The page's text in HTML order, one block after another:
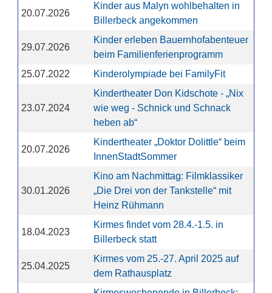
20.07.2026
Kinder aus Malyn wohlbehalten in
Billerbeck angekommen
29.07.2026
Kinder erleben Bauernhofabenteuer
beim Familienferienprogramm
25.07.2022
Kinderolympiade bei FamilyFit
23.07.2024
Kindertheater Don Kidschote - „Nix
wie weg - Schnick und Schnack
heben ab“
20.07.2026
Kindertheater „Doktor Dolittle“ beim
InnenStadtSommer
30.01.2026
Kino am Nachmittag: Filmklassiker
„Die Drei von der Tankstelle“ mit
Heinz Rühmann
18.04.2023
Kirmes findet vom 28.4.-1.5. in
Billerbeck statt
25.04.2025
Kirmes vom 25.-27. April 2025 auf
dem Rathausplatz